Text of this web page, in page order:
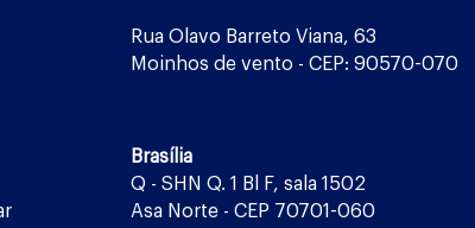
Rua Olavo Barreto Viana, 63
Moinhos de vento - CEP: 90570-070
Brasília
Q - SHN Q. 1 Bl F, sala 1502
Asa Norte - CEP 70701-060